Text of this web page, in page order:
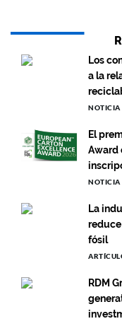
Los
a la
NOTICIA
El
Award
NOTICIA
La
reduce
fósil
RDM